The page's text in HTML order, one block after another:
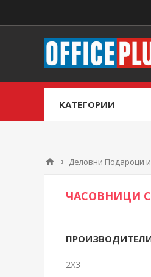
КАТЕГОРИИ
Деловни Подароци
ЧАСОВНИЦИ
2X3